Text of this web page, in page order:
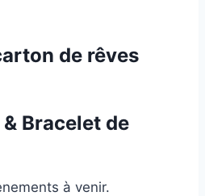
de rêves
Bracelet de
à venir.